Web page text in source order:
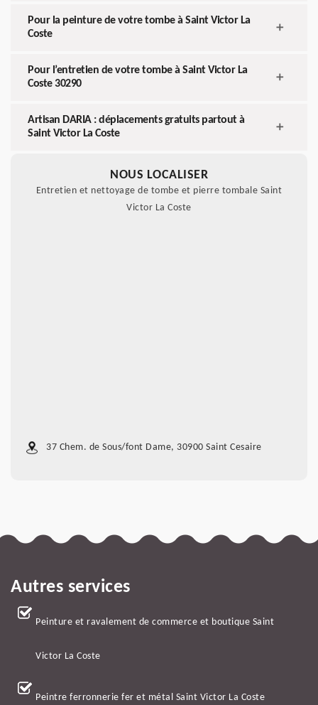
Pour la peinture de votre tombe à Saint Victor La
Coste
Pour l’entretien de votre tombe à Saint Victor La
Coste 30290
Artisan DARIA : déplacements gratuits partout à
Saint Victor La Coste
NOUS LOCALISER
Entretien et nettoyage de tombe et pierre tombale Saint
Victor La Coste
37 Chem. de Sous/font Dame, 30900 Saint Cesaire
Autres services
Peinture et ravalement de commerce et boutique Saint
Victor La Coste
Peintre ferronnerie fer et métal Saint Victor La Coste